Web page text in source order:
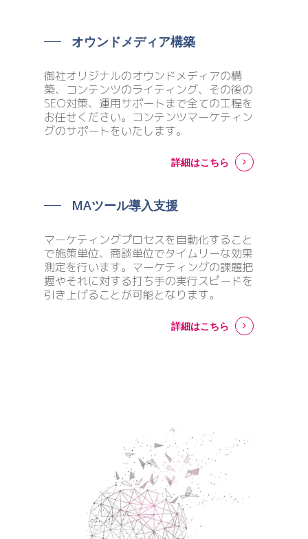
オウンドメディア構築
御社オリジナルのオウンドメディアの構
築、コンテンツのライティング、その後の
SEO対策、運用サポートまで全ての工程を
お任せください。コンテンツマーケティン
グのサポートをいたします。
詳細はこちら
MAツール導入支援
マーケティングプロセスを自動化すること
で施策単位、商談単位でタイムリーな効果
測定を行います。マーケティングの課題把
握やそれに対する打ち手の実行スピードを
引き上げることが可能となります。
詳細はこちら